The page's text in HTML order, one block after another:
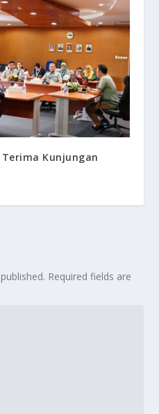
Terima Kunjungan
Required fields are